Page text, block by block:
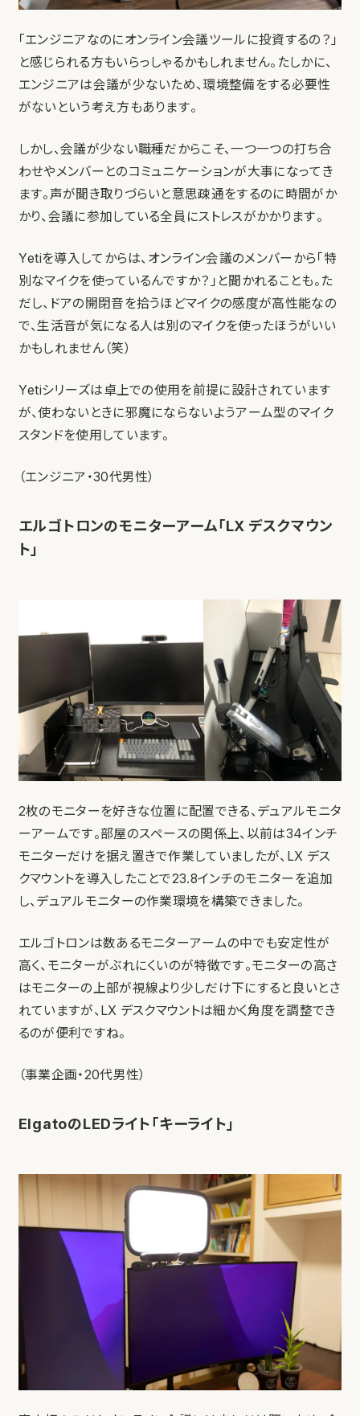
「エンジニアなのにオンライン会議ツールに投資するの？」
と感じられる方もいらっしゃるかもしれません。たしかに、
エンジニアは会議が少ないため、環境整備をする必要性
がないという考え方もあります。
しかし、会議が少ない職種だからこそ、一つ一つの打ち合
わせやメンバーとのコミュニケーションが大事になってき
ます。声が聞き取りづらいと意思疎通をするのに時間がか
かり、会議に参加している全員にストレスがかかります。
Yetiを導入してからは、オンライン会議のメンバーから「特
別なマイクを使っているんですか？」と聞かれることも。た
だし、ドアの開閉音を拾うほどマイクの感度が高性能なの
で、生活音が気になる人は別のマイクを使ったほうがいい
かもしれません（笑）
Yetiシリーズは卓上での使用を前提に設計されています
が、使わないときに邪魔にならないようアーム型のマイク
スタンドを使用しています。
（エンジニア・30代男性）
エルゴトロンのモニターアーム「LX デスクマウン
ト」
2枚のモニターを好きな位置に配置できる、デュアルモニタ
ーアームです。部屋のスペースの関係上、以前は34インチ
モニターだけを据え置きで作業していましたが、LX デス
クマウントを導入したことで23.8インチのモニターを追加
し、デュアルモニターの作業環境を構築できました。
エルゴトロンは数あるモニターアームの中でも安定性が
高く、モニターがぶれにくいのが特徴です。モニターの高さ
はモニターの上部が視線より少しだけ下にすると良いとさ
れていますが、LX デスクマウントは細かく角度を調整でき
るのが便利ですね。
（事業企画・20代男性）
ElgatoのLEDライト「キーライト」